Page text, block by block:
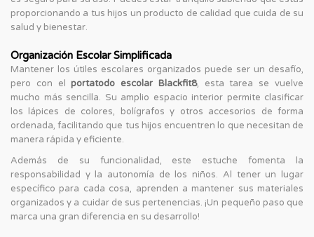
proporcionando a tus hijos un producto de calidad que cuida de su
salud y bienestar.
Organización Escolar Simplificada
Mantener los útiles escolares organizados puede ser un desafío,
pero con elportatodo escolar Blackfit8, esta tarea se vuelve
mucho más sencilla. Su amplio espacio interior permite clasificar
los lápices de colores, bolígrafos y otros accesorios de forma
ordenada, facilitando que tus hijos encuentren lo que necesitan de
manera rápida y eficiente.
Además de su funcionalidad, este estuche fomenta la
responsabilidad y la autonomía de los niños. Al tener un lugar
específico para cada cosa, aprenden a mantener sus materiales
organizados y a cuidar de sus pertenencias. ¡Un pequeño paso que
marca una gran diferencia en su desarrollo!